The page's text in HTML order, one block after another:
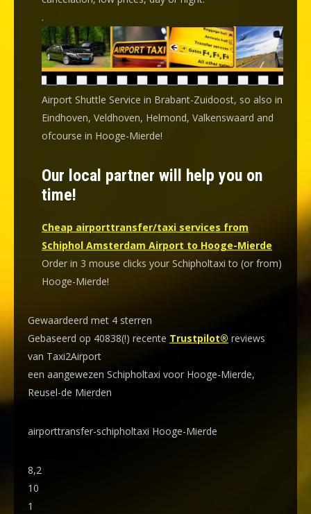
.
Airport Shuttle Service in Brabant-Zuidoost, so also in
Eindhoven, Veldhoven, Helmond, Valkenswaard and
ofcourse in Hooge-Mierde!
Our local partner will help you on
time!
Cheap airporttransfer/taxi services from
Schiphol Amsterdam Airport to Hooge-Mierde
Order in 3 mouse clicks your Schipholtaxi to (or from)
Hooge-Mierde!
Gewaardeerd met 4 sterren
Gebaseerd op 40838(!) recente Trustpilot® reviews
van Taxi2Airport
een aangewezen Schipholtaxi voor Hooge-Mierde,
Reusel-de Mierden
airporttransfer-schipholtaxi Hooge-Mierde
8,2
10
1